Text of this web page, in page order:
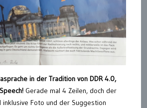
in der Tradition von DDR 4.0,
Gerade mal 4 Zeilen, doch der
Foto und der Suggestion